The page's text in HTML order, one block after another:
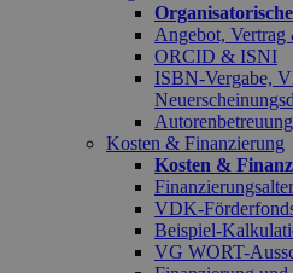
Angebot,
ORCID & ISNI
ISBN-Vergabe,
Kosten & Finanzierung
Kosten &
VDK-
Beispiel-
VG WORT-